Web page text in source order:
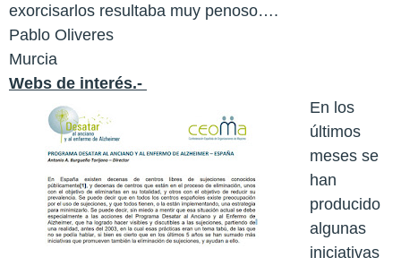
exorcisarlos resultaba muy penoso….
Pablo Oliveres
Murcia
Webs de interés.-
En los
últimos
meses se
han
producido
algunas
iniciativas